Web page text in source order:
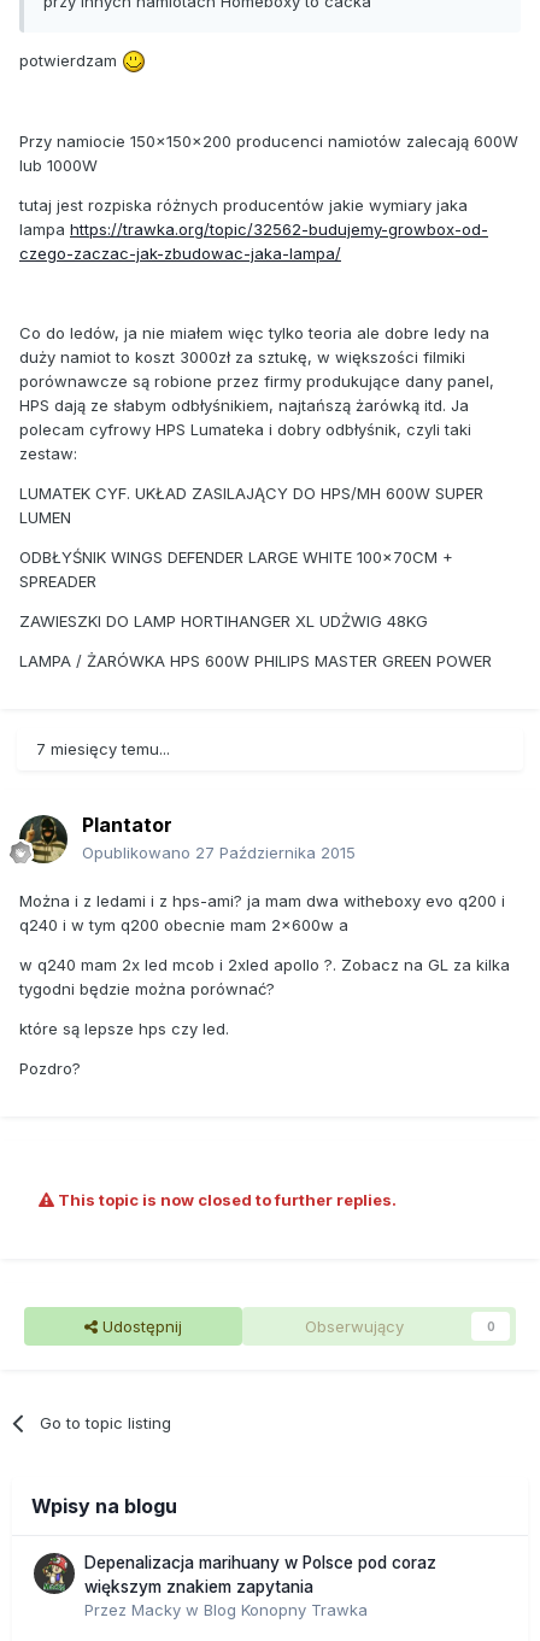
potwierdzam
Przy namiocie 150x150x200 producenci namiotów zalecają 600W
lub 1000W
tutaj jest rozpiska różnych producentów jakie wymiary jaka
lampa https://trawka.org/topic/32562-budujemy-growbox-od-
czego-zaczac-jak-zbudowac-jaka-lampa/
Co do ledów, ja nie miałem więc tylko teoria ale dobre ledy na
duży namiot to koszt 3000zł za sztukę, w większości filmiki
porównawcze są robione przez firmy produkujące dany panel,
HPS dają ze słabym odbłyśnikiem, najtańszą żarówką itd. Ja
polecam cyfrowy HPS Lumateka i dobry odbłyśnik, czyli taki
zestaw:
LUMATEK CYF. UKŁAD ZASILAJĄCY DO HPS/MH 600W SUPER
LUMEN
ODBŁYŚNIK WINGS DEFENDER LARGE WHITE 100x70CM +
SPREADER
ZAWIESZKI DO LAMP HORTIHANGER XL UDŻWIG 48KG
LAMPA / ŻARÓWKA HPS 600W PHILIPS MASTER GREEN POWER
7 miesięcy temu...
Plantator
Opublikowano 27 Października 2015
Można i z ledami i z hps-ami? ja mam dwa witheboxy evo q200 i
q240 i w tym q200 obecnie mam 2x600w a
w q240 mam 2x led mcob i 2xled apollo ?. Zobacz na GL za kilka
tygodni będzie można porównać?
które są lepsze hps czy led.
Pozdro?
This topic is now closed to further replies.
Udostępnij Obserwujący 0
Go to topic listing
Wpisy na blogu
Depenalizacja marihuany w Polsce pod coraz
większym znakiem zapytania
Przez Macky w Blog Konopny Trawka